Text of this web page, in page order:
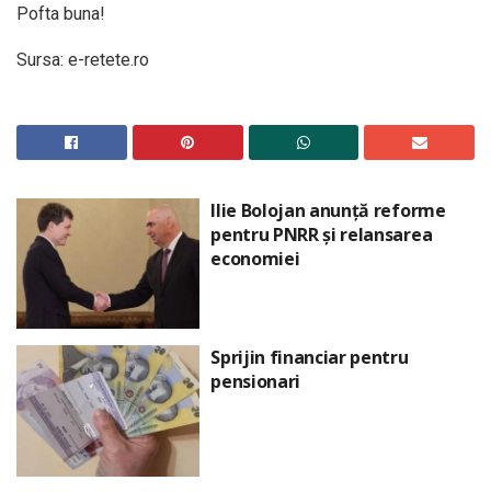
Pofta buna!
Sursa: e-retete.ro
Ilie Bolojan anunță reforme
pentru PNRR și relansarea
economiei
Sprijin financiar pentru
pensionari